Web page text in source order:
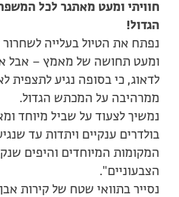
חוויתי ומעט מאתגר לכל
הגדול!
נפתח את הטיול בעלייה
ומעט תחושה של מאמץ – אבל
לדאוג, כי בסופה נגיע לתצפית
ממרהיבה על המכתש הגדול.
נמשיך לצעוד על שביל מיוחד
בולדרים ענקיים ויתדות עד
המקומות המיוחדים והיפים
הצבעוניים".
נסייר בתוואי שטח של קירות אבן